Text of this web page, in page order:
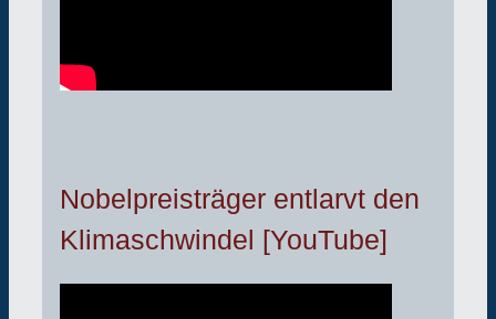
Nobelpreisträger entlarvt den
Klimaschwindel [YouTube]